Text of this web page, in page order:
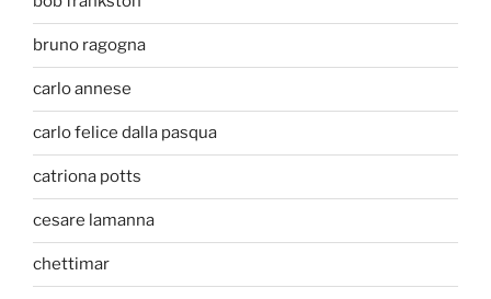
bruno ragogna
carlo annese
carlo felice dalla pasqua
catriona potts
cesare lamanna
chettimar